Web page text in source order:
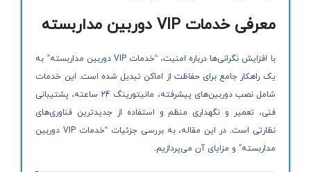
معرفی خدمات VIP دوربین مداربسته
با افزایش نگرانی‌ها درباره امنیت، “خدمات VIP دوربین مداربسته” به
یک راهکار جامع برای حفاظت از اماکن تبدیل شده است. این خدمات
شامل نصب دوربین‌های پیشرفته، مانیتورینگ 24 ساعته، پشتیبانی
فنی، تعمیر و نگهداری منظم و استفاده از جدیدترین فناوری‌های
نظارتی است. در این مقاله، به بررسی جزئیات “خدمات VIP دوربین
مداربسته” و مزایای آن می‌پردازیم.